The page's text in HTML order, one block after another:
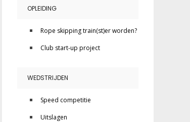
OPLEIDING
Rope skipping train(st)er worden?
Club start-up project
WEDSTRIJDEN
Speed competitie
Uitslagen